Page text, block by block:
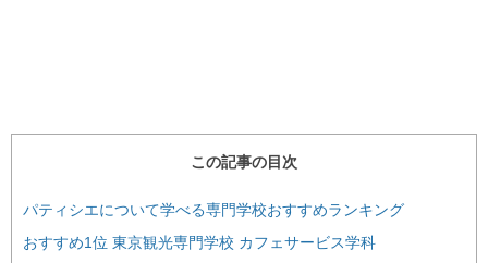
この記事の目次
パティシエについて学べる専門学校おすすめランキング
おすすめ1位 東京観光専門学校 カフェサービス学科